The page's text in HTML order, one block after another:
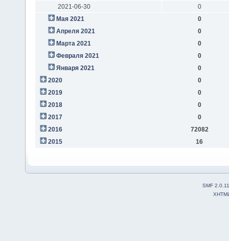
2021-06-30
0
Мая 2021
0
Апреля 2021
0
Марта 2021
0
Февраля 2021
0
Января 2021
0
2020
0
2019
0
2018
0
2017
0
2016
72082
2015
16
SMF 2.0.11